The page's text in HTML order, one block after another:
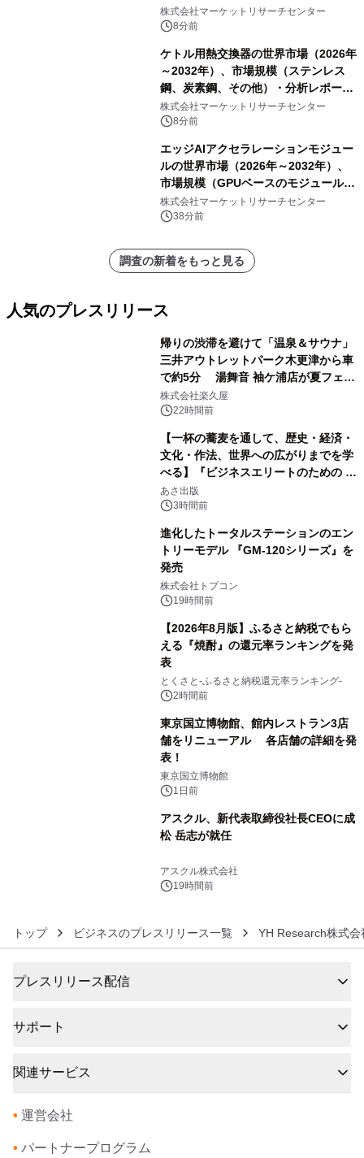
器）・分析レポートを発表
株式会社マーケットリサーチセンター
8分前
ケトル用熱交換器の世界市場（2026年
～2032年）、市場規模（ステンレス
鋼、炭素鋼、その他）・分析レポート
を発表
株式会社マーケットリサーチセンター
8分前
エッジAIアクセラレーションモジュー
ルの世界市場（2026年～2032年）、
市場規模（GPUベースのモジュール、
NPU/TPUベースのモジュール、FPGA
ベースのモジュール、ASICベースのモ
株式会社マーケットリサーチセンター
38分前
調査の新着をもっと見る
人気のプレスリリース
帰りの渋滞を避けて「温泉＆サウナ」
三井アウトレットパーク木更津から車
で約5分 湯舞音 袖ケ浦店が夏フェア
メニューを提供
株式会社楽久屋
22時間前
【一杯の蕎麦を通して、歴史・経済・
文化・作法、世界への広がりまでを学
べる】『ビジネスエリートのための 教
養としての蕎麦』2026年8月25日
（火）発売
あさ出版
3時間前
進化したトータルステーションのエン
トリーモデル 『GM-120シリーズ』を
発売
株式会社トプコン
19時間前
【2026年8月版】ふるさと納税でもら
える『焼酎』の還元率ランキングを発
表
とくさと-ふるさと納税還元率ランキング-
2時間前
東京国立博物館、館内レストラン3店
舗をリニューアル 各店舗の詳細を発
表！
東京国立博物館
1日前
アスクル、新代表取締役社長CEOに成
松 岳志が就任
アスクル株式会社
19時間前
トップ ビジネスのプレスリリース一覧 YH Research株式会
プレスリリース配信
サポート
関連サービス
• 運営会社
• パートナープログラム